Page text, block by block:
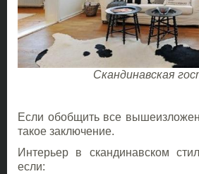
Скандинавская
Если обобщить все
такое заключение.
Интерьер в скандинавском
если: